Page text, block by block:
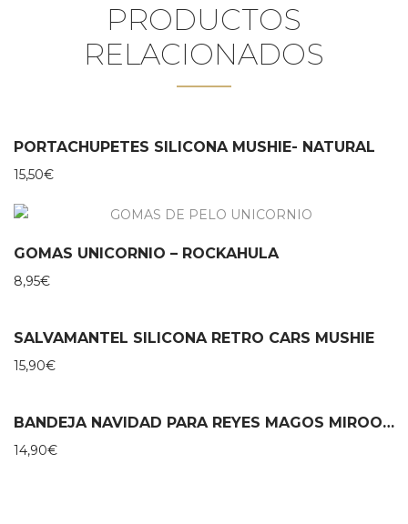
PRODUCTOS
RELACIONADOS
PORTACHUPETES SILICONA MUSHIE- NATURAL
15,50€
GOMAS UNICORNIO – ROCKAHULA
8,95€
SALVAMANTEL SILICONA RETRO CARS MUSHIE
15,90€
BANDEJA NAVIDAD PARA REYES MAGOS MIROOMI
14,90€